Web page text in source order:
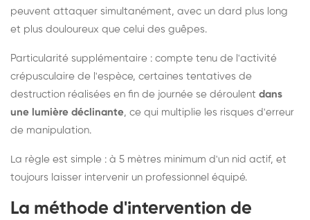
peuvent attaquer simultanément, avec un dard plus long
et plus douloureux que celui des guêpes.
Particularité supplémentaire : compte tenu de l'activité
crépusculaire de l'espèce, certaines tentatives de
destruction réalisées en fin de journée se déroulent dans
une lumière déclinante, ce qui multiplie les risques d'erreur
de manipulation.
La règle est simple : à 5 mètres minimum d'un nid actif, et
toujours laisser intervenir un professionnel équipé.
La méthode d'intervention de